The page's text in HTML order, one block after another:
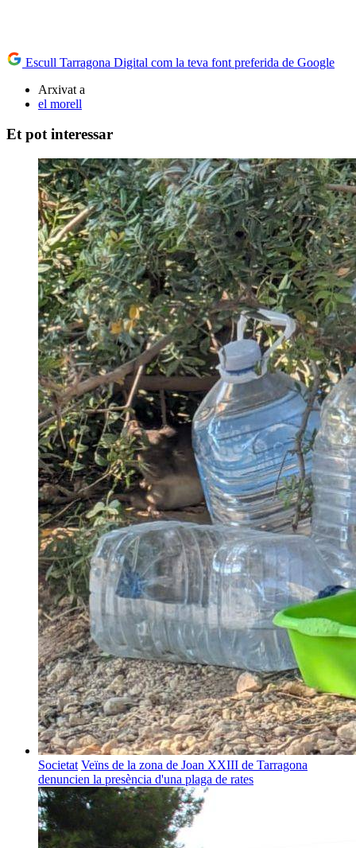
Escull Tarragona Digital com la teva font preferida de Google
Arxivat a
el morell
Et pot interessar
Societat Veïns de la zona de Joan XXIII de Tarragona
denuncien la presència d'una plaga de rates